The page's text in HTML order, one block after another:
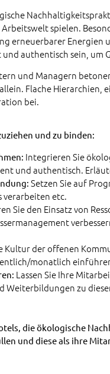
spielen.
erneuerbarer
authentisch sein, um
und Managern
Flache
bei.
und zu binden:
Integrieren Sie
und authentisch.
Setzen Sie auf
verarbeiten etc.
Sie den Einsatz von
Kultur der offenen
monatlich
Lassen Sie Ihre
Weiterbildungen zu
die ökologische
und diese als ihre